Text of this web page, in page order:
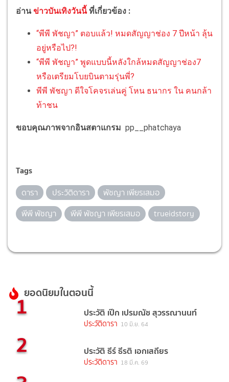
อ่านข่าวบันเทิงวันนี้ ที่เกี่ยวข้อง :
“พีพี พัชญา” ตอบแล้ว! หมดสัญญาช่อง 7 ปีหน้า ลุ้น
อยู่หรือไป?!
“พีพี พัชญา” พูดแบบนี้หลังใกล้หมดสัญญาช่อง7
หรือเตรียมโบยบินตามรุ่นพี่?
พีพี พัชญา ดีใจโคจรเล่นคู่ โหน ธนากร ใน คนกล้า
ท้าชน
ขอบคุณภาพจากอินสตาแกรม pp__phatchaya
Tags
ดารา ประวัติดารา
พัชญา เพียรเสมอ
พีพี พัชญา
พีพี พัชญา เพียรเสมอ trueidstory
ยอดนิยมในตอนนี้
1 ประวัติ เป๊ก เปรมณัช สุวรรณานนท์
ประวัติดารา 10 มิ.ย. 64
2 ประวัติ ธีร์ ธีรติ เอกเสถียร
ประวัติดารา 18 มี.ค. 69